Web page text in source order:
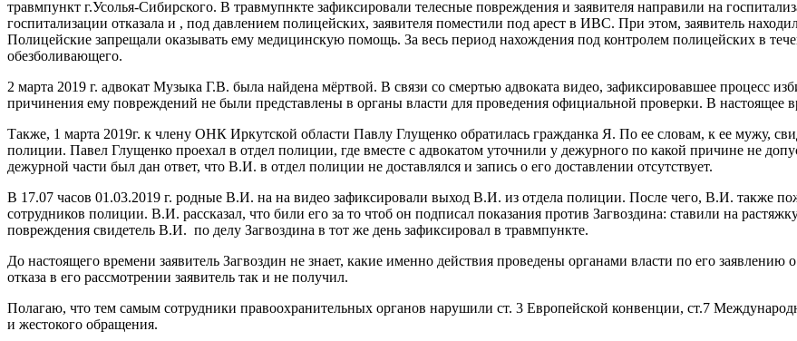
травмпункт г.Усолья-Сибирского. В травмупнкте зафиксировали телесные повреждения и заявителя направили на
госпитализации отказала и , под давлением полицейских, заявителя поместили под арест в ИВС. При этом, заявитель
Полицейские запрещали оказывать ему медицинскую помощь. За весь период нахождения под контролем полицейских в
обезболивающего.
2 марта 2019 г. адвокат Музыка Г.В. была найдена мёртвой. В связи со смертью адвоката видео, зафиксировавшее процесс
причинения ему повреждений не были представлены в органы власти для проведения официальной проверки. В настоящее
Также, 1 марта 2019г. к члену ОНК Иркутской области Павлу Глущенко обратилась гражданка Я. По ее словам, к ее мужу,
полиции. Павел Глущенко проехал в отдел полиции, где вместе с адвокатом уточнили у дежурного по какой причине не
дежурной части был дан ответ, что В.И. в отдел полиции не доставлялся и запись о его доставлении отсутствует.
В 17.07 часов 01.03.2019 г. родные В.И. на на видео зафиксировали выход В.И. из отдела полиции. После чего, В.И. также
сотрудников полиции. В.И. рассказал, что били его за то чтоб он подписал показания против Загвоздина: ставили на
повреждения свидетель В.И. по делу Загвоздина в тот же день зафиксировал в травмпункте.
До настоящего времени заявитель Загвоздин не знает, какие именно действия проведены органами власти по его
отказа в его рассмотрении заявитель так и не получил.
Полагаю, что тем самым сотрудники правоохранительных органов нарушили ст. 3 Европейской конвенции, ст.7
и жестокого обращения.